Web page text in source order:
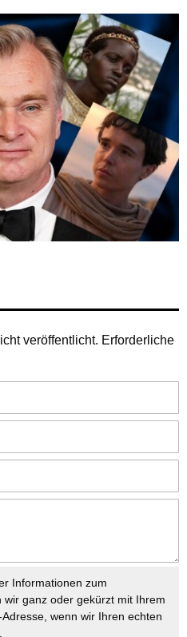
veröffentlicht. Erforderliche
Informationen zum
ganz oder gekürzt mit Ihrem
wenn wir Ihren echten